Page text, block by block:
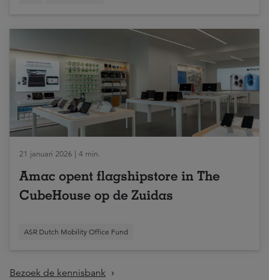
21 januari 2026 | 4 min.
Amac opent flagshipstore in The
CubeHouse op de Zuidas
ASR Dutch Mobility Office Fund
Bezoek de kennisbank